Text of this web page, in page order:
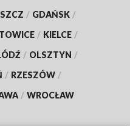
/ GDAŃSK /
/ KIELCE /
/ OLSZTYN /
/ RZESZÓW /
/ WROCŁAW